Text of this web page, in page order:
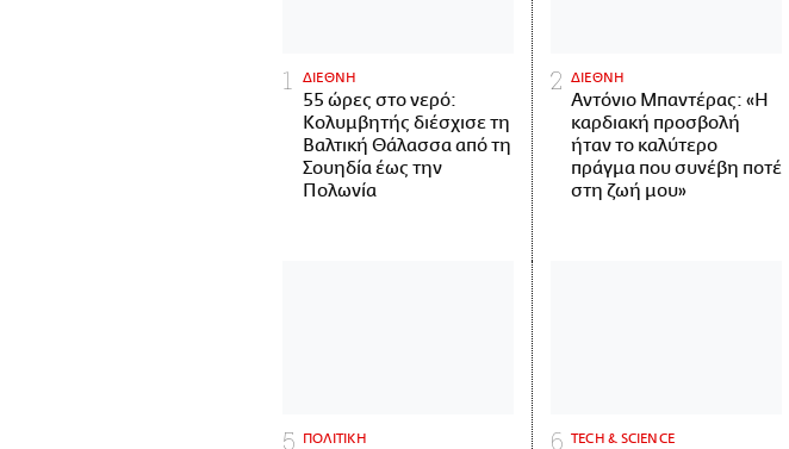
ΔΙΕΘΝΗ
55 ώρες στο νερό:
Κολυμβητής διέσχισε τη
Βαλτική Θάλασσα από τη
Σουηδία έως την
Πολωνία
ΔΙΕΘΝΗ
Αντόνιο Μπαντέρας: «Η
καρδιακή προσβολή
ήταν το καλύτερο
πράγμα που συνέβη ποτέ
στη ζωή μου»
ΠΟΛΙΤΙΚΗ ΤECH & SCIENCE